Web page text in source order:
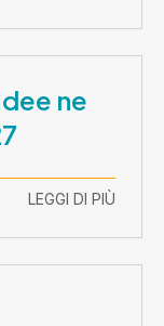
ne
LEGGI DI PIÙ